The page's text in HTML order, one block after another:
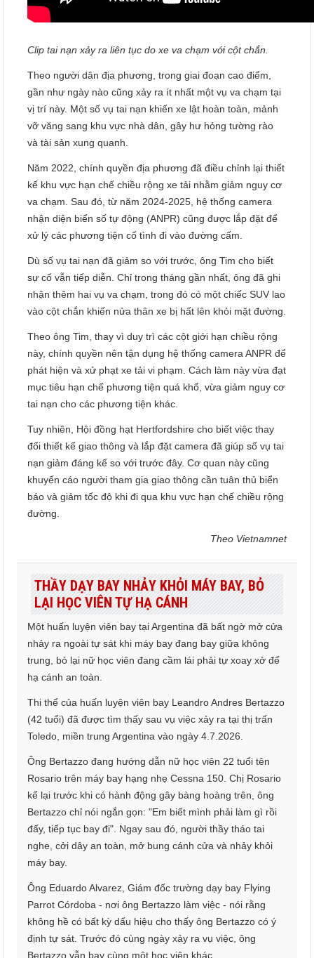
Clip tai nạn xảy ra liên tục do xe va chạm với cột chắn.
Theo người dân địa phương, trong giai đoạn cao điểm,
gần như ngày nào cũng xảy ra ít nhất một vụ va chạm tại
vị trí này. Một số vụ tai nạn khiến xe lật hoàn toàn, mảnh
vỡ văng sang khu vực nhà dân, gây hư hỏng tường rào
và tài sản xung quanh.
Năm 2022, chính quyền địa phương đã điều chỉnh lại thiết
kế khu vực hạn chế chiều rộng xe tải nhằm giảm nguy cơ
va chạm. Sau đó, từ năm 2024-2025, hệ thống camera
nhận diện biển số tự động (ANPR) cũng được lắp đặt để
xử lý các phương tiện cố tình đi vào đường cấm.
Dù số vụ tai nạn đã giảm so với trước, ông Tim cho biết
sự cố vẫn tiếp diễn. Chỉ trong tháng gần nhất, ông đã ghi
nhận thêm hai vụ va chạm, trong đó có một chiếc SUV lao
vào cột chắn khiến nửa thân xe bị hất lên khỏi mặt đường.
Theo ông Tim, thay vì duy trì các cột giới hạn chiều rộng
này, chính quyền nên tận dụng hệ thống camera ANPR để
phát hiện và xử phạt xe tải vi phạm. Cách làm này vừa đạt
mục tiêu hạn chế phương tiện quá khổ, vừa giảm nguy cơ
tai nạn cho các phương tiện khác.
Tuy nhiên, Hội đồng hạt Hertfordshire cho biết việc thay
đổi thiết kế giao thông và lắp đặt camera đã giúp số vụ tai
nạn giảm đáng kể so với trước đây. Cơ quan này cũng
khuyến cáo người tham gia giao thông cần tuân thủ biển
báo và giảm tốc độ khi đi qua khu vực hạn chế chiều rộng
đường.
Theo Vietnamnet
THẦY DẠY BAY NHẢY KHỎI MÁY BAY, BỎ
LẠI HỌC VIÊN TỰ HẠ CÁNH
Một huấn luyện viên bay tại Argentina đã bất ngờ mở cửa
nhảy ra ngoài tự sát khi máy bay đang bay giữa không
trung, bỏ lại nữ học viên đang cầm lái phải tự xoay xở để
hạ cánh an toàn.
Thi thể của huấn luyện viên bay Leandro Andres Bertazzo
(42 tuổi) đã được tìm thấy sau vụ việc xảy ra tại thị trấn
Toledo, miền trung Argentina vào ngày 4.7.2026.
Ông Bertazzo đang hướng dẫn nữ học viên 22 tuổi tên
Rosario trên máy bay hạng nhẹ Cessna 150. Chị Rosario
kể lại trước khi có hành động gây bàng hoàng trên, ông
Bertazzo chỉ nói ngắn gọn: "Em biết mình phải làm gì rồi
đấy, tiếp tục bay đi". Ngay sau đó, người thầy tháo tai
nghe, cởi dây an toàn, mở bung cánh cửa và nhảy khỏi
máy bay.
Ông Eduardo Alvarez, Giám đốc trường dạy bay Flying
Parrot Córdoba - nơi ông Bertazzo làm việc - nói rằng
không hề có bất kỳ dấu hiệu cho thấy ông Bertazzo có ý
định tự sát. Trước đó cùng ngày xảy ra vụ việc, ông
Bertazzo vẫn bay cùng một học viên khác.